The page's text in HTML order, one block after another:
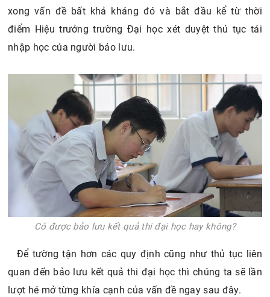
xong vấn đề bất khả kháng đó và bắt đầu kể từ thời
điểm Hiệu trưởng trường Đại học xét duyệt thủ tục tái
nhập học của người bảo lưu.
Có được bảo lưu kết quả thi đại học hay không?
Để tường tận hơn các quy định cũng như thủ tục liên
quan đến bảo lưu kết quả thi đại học thì chúng ta sẽ lần
lượt hé mở từng khía cạnh của vấn đề ngay sau đây.